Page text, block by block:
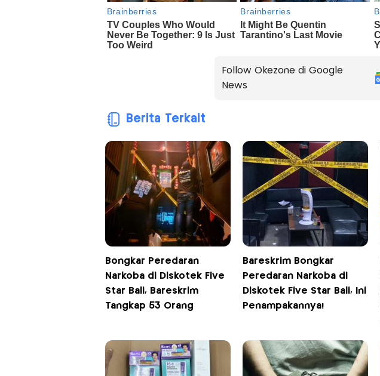
Follow Okezone di Google
News
Berita Terkait
Bongkar Peredaran
Narkoba di Diskotek Five
Star Bali, Bareskrim
Tangkap 53 Orang
Bareskrim Bongkar
Peredaran Narkoba di
Diskotek Five Star Bali, Ini
Penampakannya!